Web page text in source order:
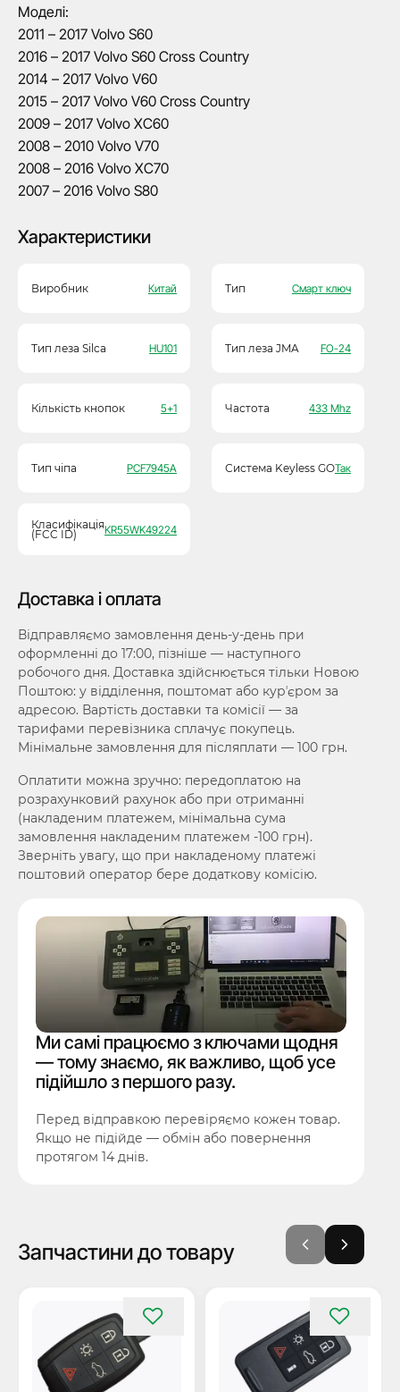
Hitag
5+1
кнопки
кількість
Моделі:
2011 – 2017 Volvo S60
2016 – 2017 Volvo S60 Cross Country
2014 – 2017 Volvo V60
2015 – 2017 Volvo V60 Cross Country
2009 – 2017 Volvo XC60
2008 – 2010 Volvo V70
2008 – 2016 Volvo XC70
2007 – 2016 Volvo S80
Характеристики
Виробник Китай Тип Смарт ключ
Тип леза Silca HU101 Тип леза JMA FO-24
Кількість кнопок 5+1 Частота 433 Mhz
Тип чіпа PCF7945A Система Keyless GOТак
Класифікація
(FCC ID) KR55WK49224
Доставка і оплата
Відправляємо замовлення день-у-день при
оформленні до 17:00, пізніше — наступного
робочого дня. Доставка здійснюється тільки Новою
Поштою: у відділення, поштомат або курʼєром за
адресою. Вартість доставки та комісії — за
тарифами перевізника сплачує покупець.
Мінімальне замовлення для післяплати — 100 грн.
Оплатити можна зручно: передоплатою на
розрахунковий рахунок або при отриманні
(накладеним платежем, мінімальна сума
замовлення накладеним платежем -100 грн).
Зверніть увагу, що при накладеному платежі
поштовий оператор бере додаткову комісію.
Ми самі працюємо з ключами щодня
— тому знаємо, як важливо, щоб усе
підійшло з першого разу.
Перед відправкою перевіряємо кожен товар.
Якщо не підійде — обмін або повернення
протягом 14 днів.
Запчастини до товару